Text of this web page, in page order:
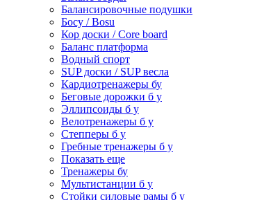
Балансировочные подушки
Босу / Bosu
Кор доски / Core board
Баланс платформа
Водный спорт
SUP доски / SUP весла
Кардиотренажеры бу
Беговые дорожки б у
Эллипсоиды б у
Велотренажеры б у
Степперы б у
Гребные тренажеры б у
Показать еще
Тренажеры бу
Мультистанции б у
Стойки силовые рамы б у